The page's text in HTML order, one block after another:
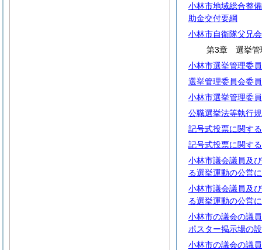
小林市地域総合整
助金交付要綱
小林市自衛隊父兄
第3章 選挙管
小林市選挙管理委
選挙管理委員会委
小林市選挙管理委
公職選挙法等執行
記号式投票に関す
記号式投票に関す
小林市議会議員及
る選挙運動の公営
小林市議会議員及
る選挙運動の公営
小林市の議会の議
ポスター掲示場の
小林市の議会の議